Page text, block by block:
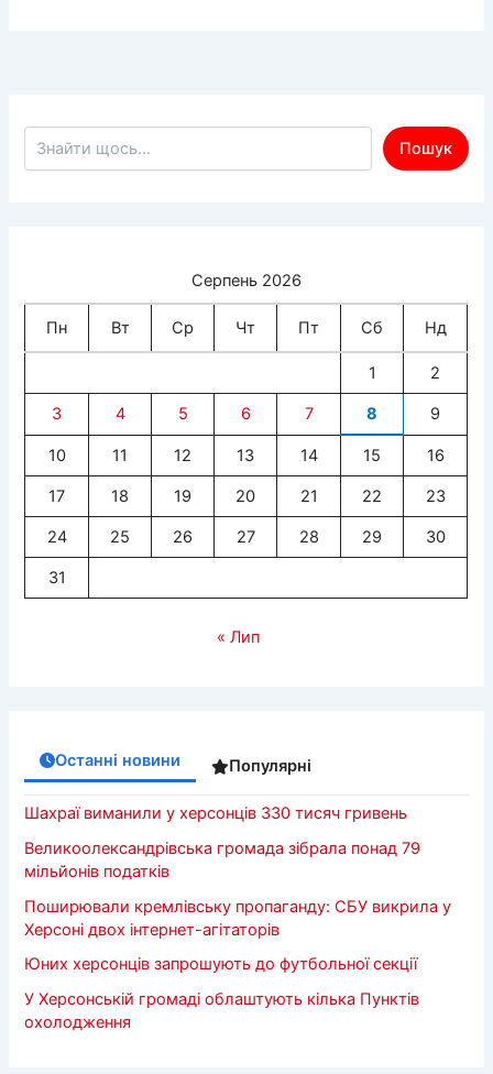
Пошук
Серпень 2026
Пн Вт Ср Чт Пт Сб Нд
1 2
3 4 5 6 7 8 9
10 11 12 13 14 15 16
17 18 19 20 21 22 23
24 25 26 27 28 29 30
31
« Лип
Останні новини Популярні
Шахраї виманили у херсонців 330 тисяч гривень
Великоолександрівська громада зібрала понад 79
мільйонів податків
Поширювали кремлівську пропаганду: СБУ викрила у
Херсоні двох інтернет-агітаторів
Юних херсонців запрошують до футбольної секції
У Херсонській громаді облаштують кілька Пунктів
охолодження